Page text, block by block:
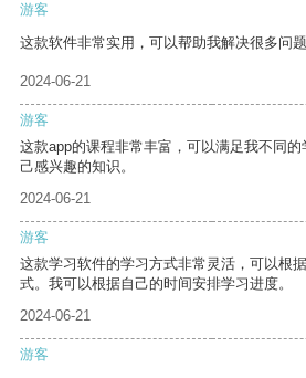
游客
这款软件非常实用，可以帮助我解决很多问题
2024-06-21
游客
这款app的课程非常丰富，可以满足我不同
己感兴趣的知识。
2024-06-21
游客
这款学习软件的学习方式非常灵活，可以根
式。我可以根据自己的时间安排学习进度。
2024-06-21
游客